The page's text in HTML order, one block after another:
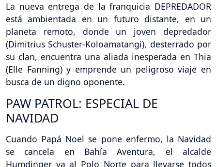
La nueva entrega de la franquicia DEPREDADOR
está ambientada en un futuro distante, en un
planeta remoto, donde un joven depredador
(Dimitrius Schuster-Koloamatangi), desterrado por
su clan, encuentra una aliada inesperada en Thia
(Elle Fanning) y emprende un peligroso viaje en
busca de un digno oponente.
PAW PATROL: ESPECIAL DE
NAVIDAD
Cuando Papá Noel se pone enfermo, la Navidad
se cancela en Bahía Aventura, el alcalde
Humdinger va al Polo Norte para llevarse todos